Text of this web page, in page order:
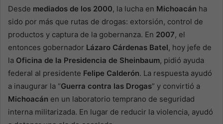
Desde mediados de los 2000, la lucha en Michoacán ha
sido por más que rutas de drogas: extorsión, control de
productos y captura de la gobernanza. En 2007, el
entonces gobernador Lázaro Cárdenas Batel, hoy jefe de
la Oficina de la Presidencia de Sheinbaum, pidió ayuda
federal al presidente Felipe Calderón. La respuesta ayudó
a inaugurar la “Guerra contra las Drogas” y convirtió a
Michoacán en un laboratorio temprano de seguridad
interna militarizada. En lugar de reducir la violencia, ayudó